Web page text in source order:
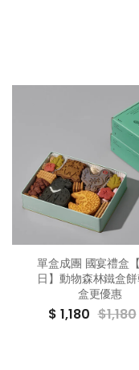
單盒成團 國宴禮盒
日】動物森林鐵盒
盒更優惠
$ 1,180 $1,180